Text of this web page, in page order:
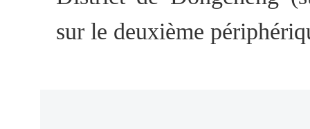
5. La copie du justificatif
(pays d'appartenance)
sur le deuxième